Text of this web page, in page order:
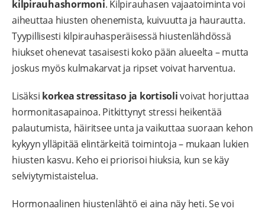
kilpirauhashormoni. Kilpirauhasen vajaatoiminta voi
aiheuttaa hiusten ohenemista, kuivuutta ja haurautta.
Tyypillisesti kilpirauhasperäisessä hiustenlähdössä
hiukset ohenevat tasaisesti koko pään alueelta – mutta
joskus myös kulmakarvat ja ripset voivat harventua.
Lisäksi korkea stressitaso ja kortisolivoivat horjuttaa
hormonitasapainoa. Pitkittynyt stressi heikentää
palautumista, häiritsee unta ja vaikuttaa suoraan kehon
kykyyn ylläpitää elintärkeitä toimintoja – mukaan lukien
hiusten kasvu. Keho ei priorisoi hiuksia, kun se käy
selviytymistaistelua.
Hormonaalinen hiustenlähtö ei aina näy heti. Se voi